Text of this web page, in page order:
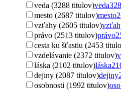
veda (3288 titulov)veda
mesto (2687 titulov)mesto
vzťahy (2605 titulov)
právo (2513 titulov)právo
cesta ku šťastiu (2453
vzdelávanie (2372 titulov)
láska (2102 titulov)láska
dejiny (2087 titulov)dejiny
osobnosti (1992 titulov)